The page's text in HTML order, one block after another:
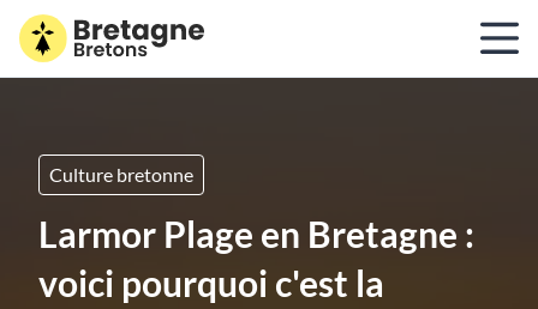
Culture bretonne
Larmor Plage en Bretagne :
voici pourquoi c'est la